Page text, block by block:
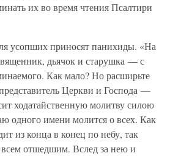
их во время чтения Псалтири
усопших приносят панихиды. «На
дьячок и старушка — с
Как мало? Но расширьте
Церкви и Господа —
ходатайственную молитву силою
одного имени молится о всех. Как
из конца в конец по небу, так
отшедшим. Вслед за нею и